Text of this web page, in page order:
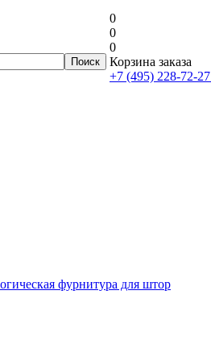
0
0
0
Корзина заказа
+7 (495) 228-72-27
фурнитура для штор